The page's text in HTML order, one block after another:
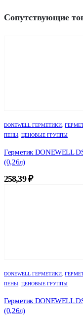
Сопутствующие
DONEWELL ГЕРМЕТИКИ,
ПЕНЫ, ЦЕНОВЫЕ ГРУППЫ
Герметик DONEWELL
(0,26л)
258,39₽
DONEWELL ГЕРМЕТИКИ,
ПЕНЫ, ЦЕНОВЫЕ ГРУППЫ
Герметик DONEWELL
(0,26л)